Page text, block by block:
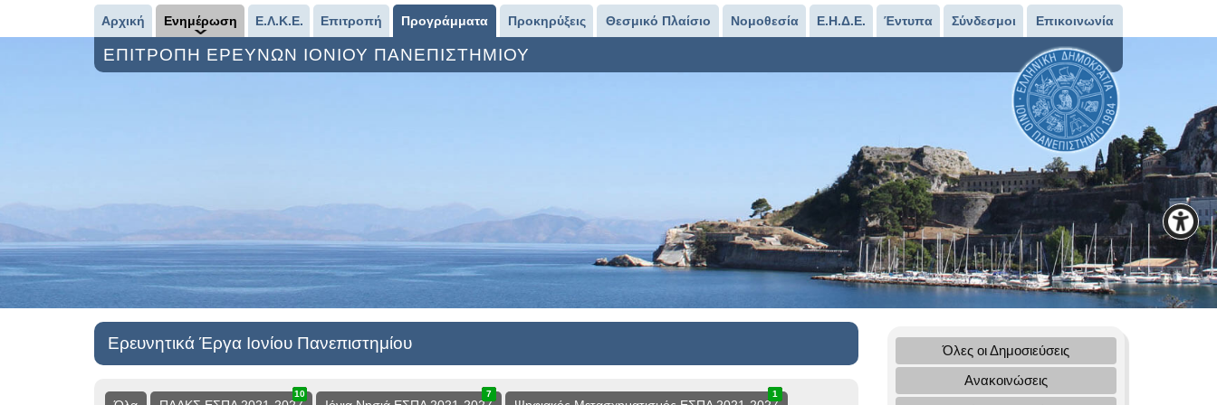
Αρχική Ενημέρωση Ε.Λ.Κ.Ε. Επιτροπή Προγράμματα Προκηρύξεις Θεσμικό Πλαίσιο Νομοθεσία Ε.Η.Δ.Ε. Έντυπα Σύνδεσμοι Επικοινωνία
ΕΠΙΤΡΟΠΗ ΕΡΕΥΝΩΝ ΙΟΝΙΟΥ ΠΑΝΕΠΙΣΤΗΜΙΟΥ
Ερευνητικά Έργα Ιονίου Πανεπιστημίου
10
3
13 7
1
8 101
Όλες οι Δημοσιεύσεις
Ανακοινώσεις